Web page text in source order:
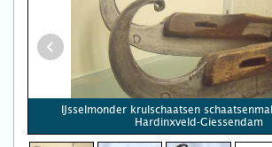
IJsselmonder krulschaatsen
Hardinxveld-Giessendam